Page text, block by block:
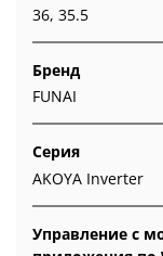
36, 35.5
Бренд
FUNAI
Серия
AKOYA Inverter
Управление c